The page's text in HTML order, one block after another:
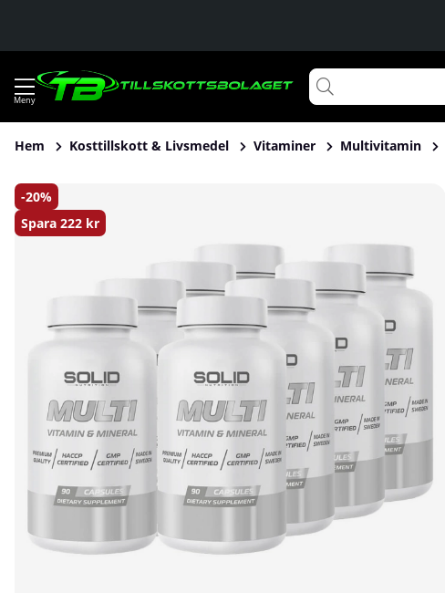
Hem Kosttillskott & Livsmedel Vitaminer Multivitamin
20
Spara 222 kr
Produktbilder 8 x SOLID Nutrition MULTI, 90 tabs